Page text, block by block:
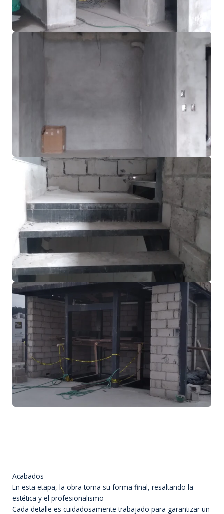
Acabados
En esta etapa, la obra toma su forma final, resaltando la
estética y el profesionalismo
Cada detalle es cuidadosamente trabajado para garantizar un